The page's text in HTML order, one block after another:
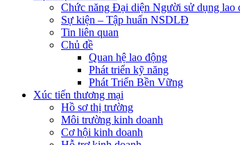
Chức năng Đại diện Người sử dụng lao
Sự kiện – Tập huấn NSDLĐ
Tin liên quan
Chủ đề
Quan hệ lao động
Phát triển kỹ năng
Phát Triển Bền Vững
Xúc tiến thương mại
Hồ sơ thị trường
Môi trường kinh doanh
Cơ hội kinh doanh